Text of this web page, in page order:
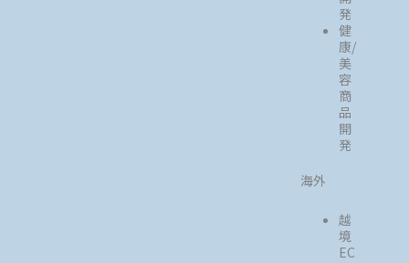
発
健
康/
美
容
商
品
開
発
海外
越
境
EC